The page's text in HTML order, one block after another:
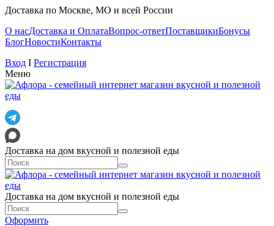
Доставка по Москве, МО и всей России
О насДоставка и ОплатаВопрос-ответПоставщикиБонусы
БлогНовостиКонтакты
Вход I Регистрация
Меню
Доставка на дом вкусной и полезной еды
Доставка на дом вкусной и полезной еды
Оформить